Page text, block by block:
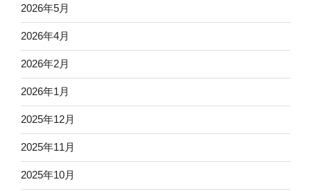
2026年5月
2026年4月
2026年2月
2026年1月
2025年12月
2025年11月
2025年10月